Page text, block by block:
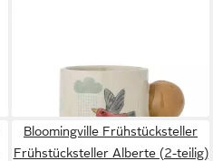
Naturfarben mit Vogel,
Steingut
in 2-3 Werktagen bei dir
Bloomingville Frühstücksteller
Frühstücksteller Alberte (2-teilig)